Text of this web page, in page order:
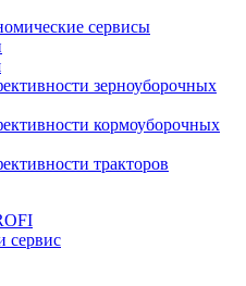
сервисы
зерноуборочных
кормоуборочных
тракторов
сервис